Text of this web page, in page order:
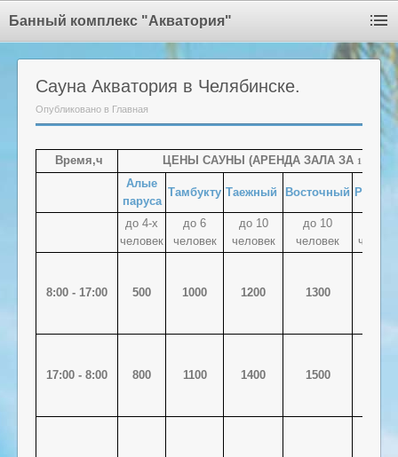
Банный комплекс "Акватория"
Сауна Акватория в Челябинске.
Опубликовано в Главная
Время,ч ЦЕНЫ САУНЫ (АРЕНДА ЗАЛА ЗА 1
Алые
паруса
Тамбукту Таежный Восточный
до 4-х
человек
до 6
человек
до 10
человек
до 10
человек
8:00 - 17:00 500 1000 1200 1300
17:00 - 8:00 800 1100 1400 1500